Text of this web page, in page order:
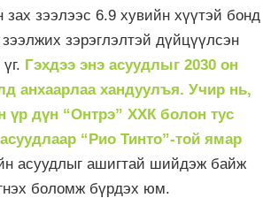
зээлээс 6.9 хувийн хүүтэй бонд
зэрэглэлтэй дүйцүүлсэн
Гэхдээ энэ асуудлыг 2030 он
анхаарлаа хандуулъя. Учир нь,
үр дүн “Онтрэ” ХХК болон тус
“Рио Тинто”-той ямар
асуудлыг ашигтай шийдэж байж
боломж бүрдэх юм.